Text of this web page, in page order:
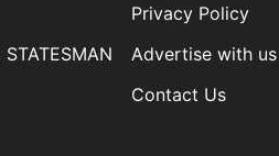
STATESMAN
Privacy Policy
Advertise with us
Contact Us